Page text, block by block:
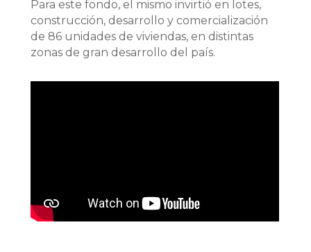
Para este fondo, el mismo invirtió en lotes,
construcción, desarrollo y comercialización
de 86 unidades de viviendas, en distintas
zonas de gran desarrollo del país.​